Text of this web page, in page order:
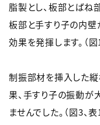
脂製とし、板部とばね
板部と手すり子の内壁
効果を発揮します。（図
制振部材を挿入した
果、手すり子の振動が
ませんでした。（図3、表